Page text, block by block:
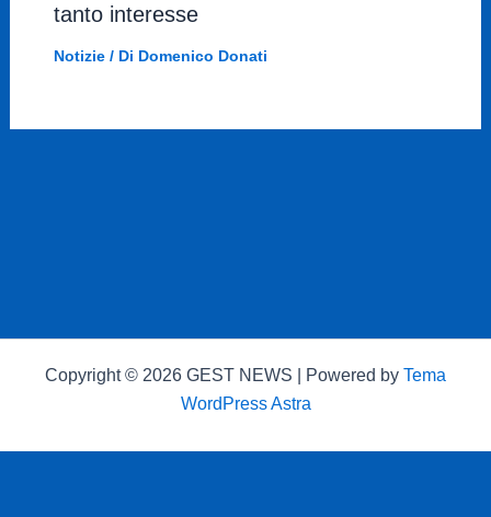
tanto interesse
Notizie/ Di Domenico Donati
Copyright © 2026 GEST NEWS | Powered by Tema
WordPress Astra